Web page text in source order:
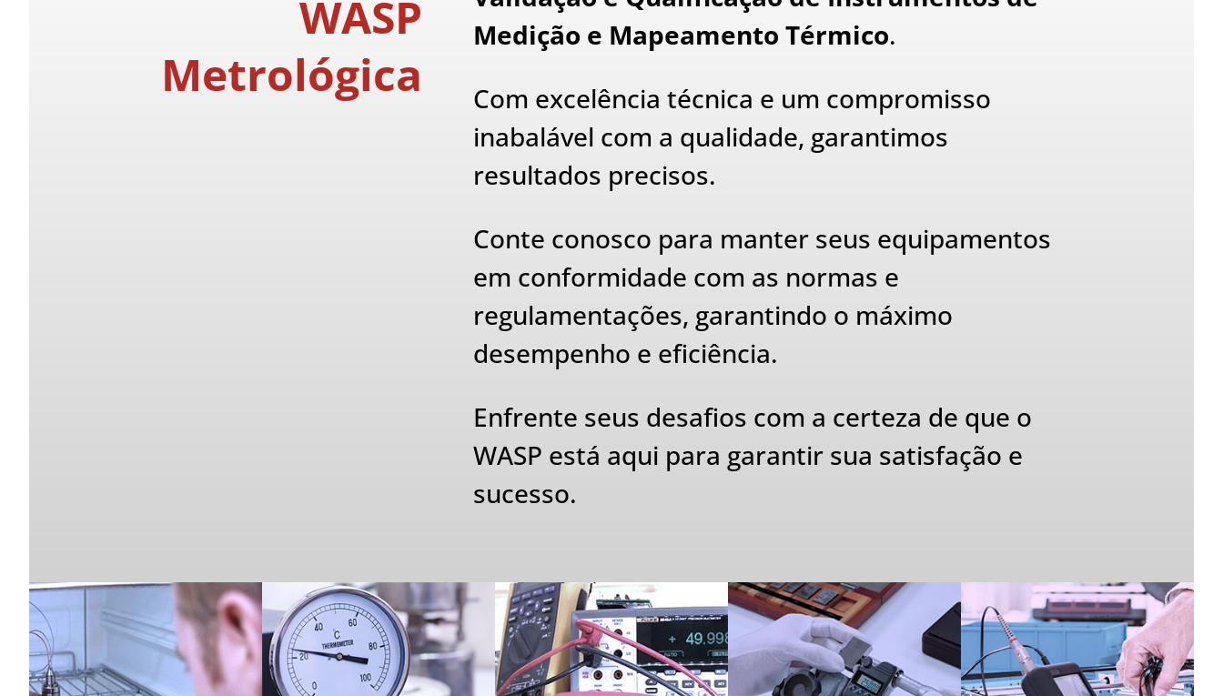
WASP
Metrológica
Medição e Mapeamento Térmico.
Com excelência técnica e um compromisso
inabalável com a qualidade, garantimos
resultados precisos.
Conte conosco para manter seus equipamentos
em conformidade com as normas e
regulamentações, garantindo o máximo
desempenho e eficiência.
Enfrente seus desafios com a certeza de que o
WASP está aqui para garantir sua satisfação e
sucesso.